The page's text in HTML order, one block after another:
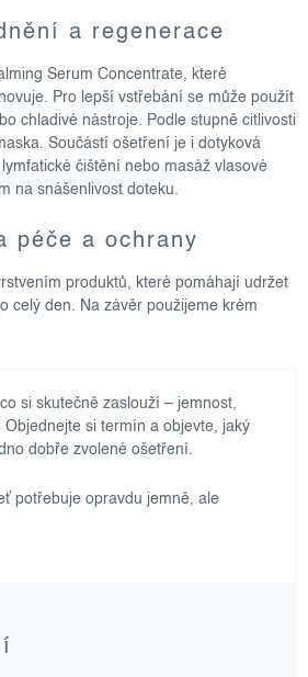
a regenerace
Serum Concentrate, které
Pro lepší vstřebání se může použít
chladivé nástroje. Podle stupně citlivosti
Součástí ošetření je i dotyková
čištění nebo masáž vlasové
na snášenlivost doteku.
péče a ochrany
produktů, které pomáhají udržet
celý den. Na závěr použijeme krém
si skutečně zaslouží – jemnost,
Objednejte si termín a objevte, jaký
dobře zvolené ošetření.
potřebuje opravdu jemně, ale